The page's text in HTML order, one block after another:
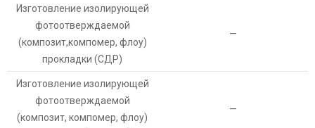
Изготовление изолирующей
фотоотверждаемой
(композит,компомер, флоу)
прокладки (СДР)
—
Изготовление изолирующей
фотоотверждаемой
(композит, компомер, флоу)
—